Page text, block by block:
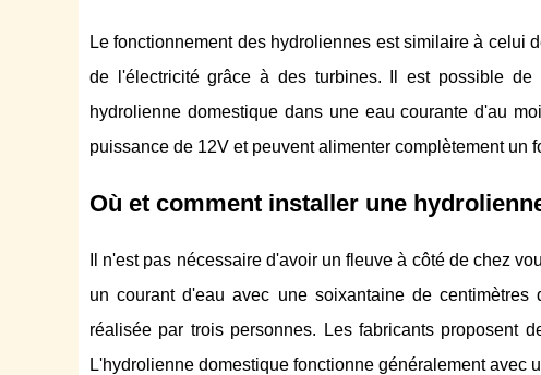
Le fonctionnement des hydroliennes est similaire à celui
de l'électricité grâce à des turbines. Il est possible
hydrolienne domestique dans une eau courante d'au
puissance de 12V et peuvent alimenter complètement un
Où et comment installer une
Il n'est pas nécessaire d'avoir un fleuve à côté de chez
un courant d'eau avec une soixantaine de
réalisée par trois personnes. Les fabricants proposent
L'hydrolienne domestique fonctionne généralement avec